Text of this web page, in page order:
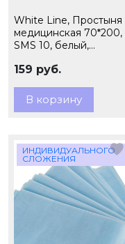
White Line, Простыня
медицинская 70*200,
SMS 10, белый,
сложения, 20 шт. пачка
159 руб.
В корзину
ИНДИВИДУАЛЬНОГО
СЛОЖЕНИЯ